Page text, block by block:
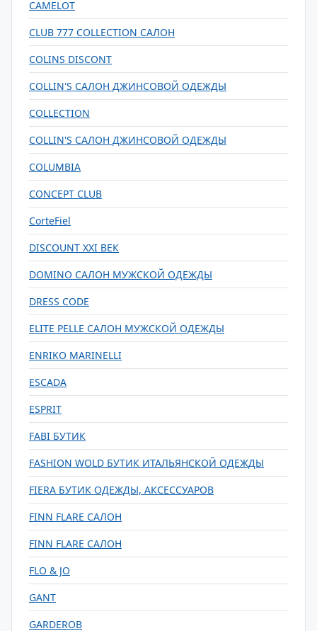
CAMELOT
CLUB 777 COLLECTION САЛОН
COLINS DISCONT
COLLIN'S САЛОН ДЖИНСОВОЙ ОДЕЖДЫ
COLLECTION
COLLIN'S САЛОН ДЖИНСОВОЙ ОДЕЖДЫ
COLUMBIA
CONCEPT CLUB
CorteFiel
DISCOUNT XXI ВЕК
DOMINO САЛОН МУЖСКОЙ ОДЕЖДЫ
DRESS CODE
ELITE PELLE САЛОН МУЖСКОЙ ОДЕЖДЫ
ENRIKO MARINELLI
ESCADA
ESPRIT
FABI БУТИК
FASHION WOLD БУТИК ИТАЛЬЯНСКОЙ ОДЕЖДЫ
FIERA БУТИК ОДЕЖДЫ, АКСЕССУАРОВ
FINN FLARE САЛОН
FINN FLARE САЛОН
FLO & JO
GANT
GARDEROB